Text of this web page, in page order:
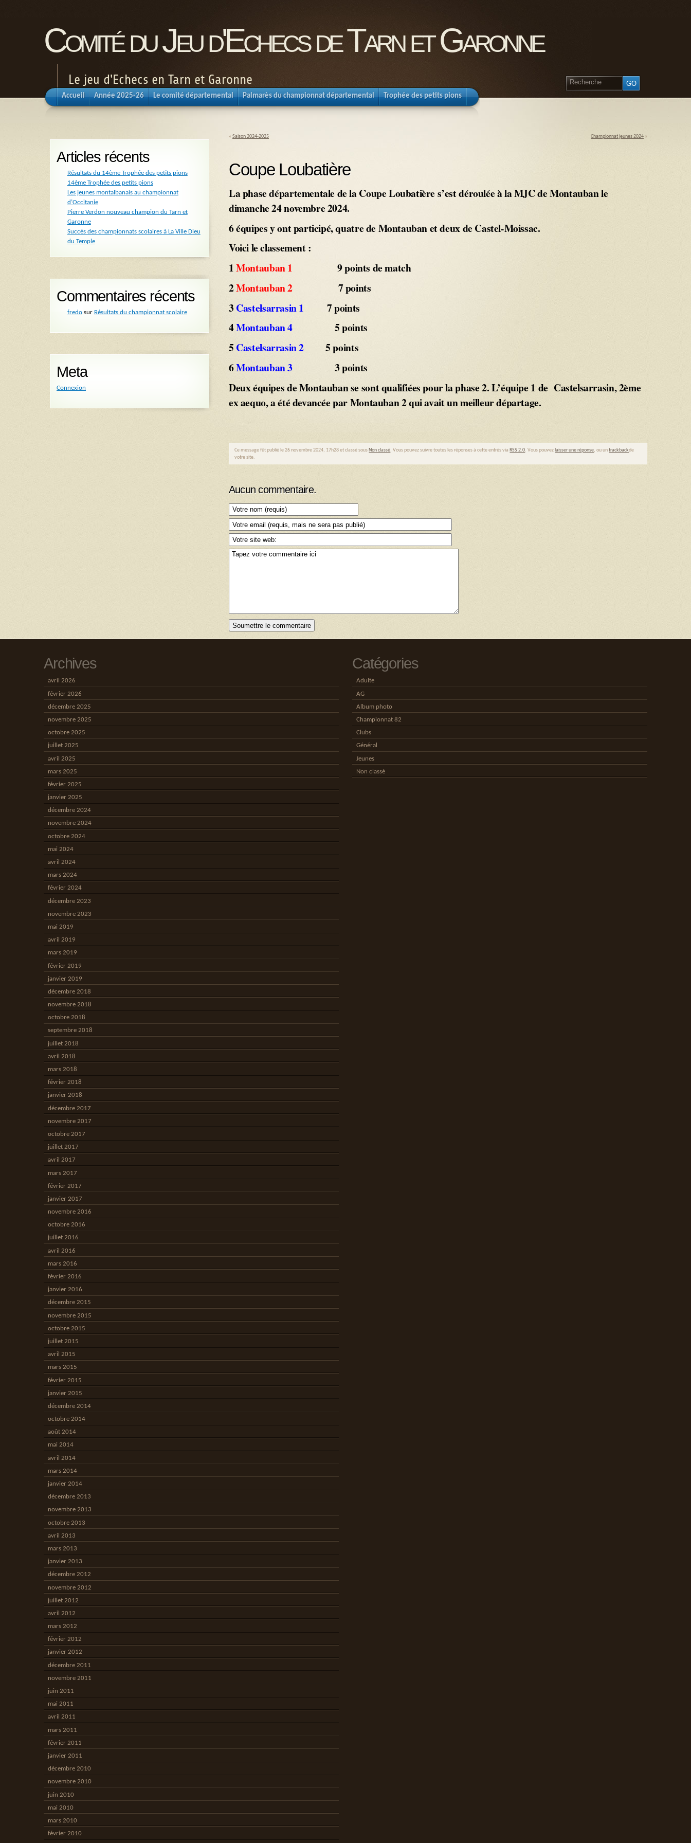
Comité du Jeu d'Echecs de Tarn et Garonne
Le jeu d'Echecs en Tarn et Garonne
Accueil Année 2025-26 Le comité départemental Palmarès du championnat départemental Trophée des petits pions
« Saison 2024-2025 Championnat jeunes 2024 »
Coupe Loubatière
La phase départementale de la Coupe Loubatière s’est déroulée à la MJC de Montauban le
dimanche 24 novembre 2024.
6 équipes y ont participé, quatre de Montauban et deux de Castel-Moissac.
Voici le classement :
1Montauban 1
9 points de match
2Montauban 2
7 points
3 Castelsarrasin1
7 points
4Montauban 45 points
5 Castelsarrasin 2 5 points
6Montauban 33 points
Deux équipes de Montauban se sont qualifiées pour la phase 2. L’équipe 1 de Castelsarrasin, 2ème
ex aequo, a été devancée par Montauban 2 qui avait un meilleur départage.
Ce message fût publié le 26 novembre 2024, 17h28 et classé sous Non classé. Vous pouvez suivre toutes les réponses à cette entrés via RSS 2.0. Vous pouvez laisser une réponse, ou untrackbackde
votre site.
Aucun commentaire.
Articles récents
Résultats du 14ème Trophée des petits pions
14ème Trophée des petits pions
Les jeunes montalbanais au championnat
d’Occitanie
Pierre Verdon nouveau champion du Tarn et
Garonne
Succès des championnats scolaires à La Ville Dieu
du Temple
Commentaires récents
fredosur Résultats du championnat scolaire
Meta
Connexion
Archives
avril 2026
février 2026
décembre 2025
novembre 2025
octobre 2025
juillet 2025
avril 2025
mars 2025
février 2025
janvier 2025
décembre 2024
novembre 2024
octobre 2024
mai 2024
avril 2024
mars 2024
février 2024
décembre 2023
novembre 2023
mai 2019
avril 2019
mars 2019
février 2019
janvier 2019
décembre 2018
novembre 2018
octobre 2018
septembre 2018
juillet 2018
avril 2018
mars 2018
février 2018
janvier 2018
décembre 2017
novembre 2017
octobre 2017
juillet 2017
avril 2017
mars 2017
février 2017
janvier 2017
novembre 2016
octobre 2016
juillet 2016
avril 2016
mars 2016
février 2016
janvier 2016
décembre 2015
novembre 2015
octobre 2015
juillet 2015
avril 2015
mars 2015
février 2015
janvier 2015
décembre 2014
octobre 2014
août 2014
mai 2014
avril 2014
mars 2014
janvier 2014
décembre 2013
novembre 2013
octobre 2013
avril 2013
mars 2013
janvier 2013
décembre 2012
novembre 2012
juillet 2012
avril 2012
mars 2012
février 2012
janvier 2012
décembre 2011
novembre 2011
juin 2011
mai 2011
avril 2011
mars 2011
février 2011
janvier 2011
décembre 2010
novembre 2010
juin 2010
mai 2010
mars 2010
février 2010
Catégories
Adulte
AG
Album photo
Championnat 82
Clubs
Général
Jeunes
Non classé